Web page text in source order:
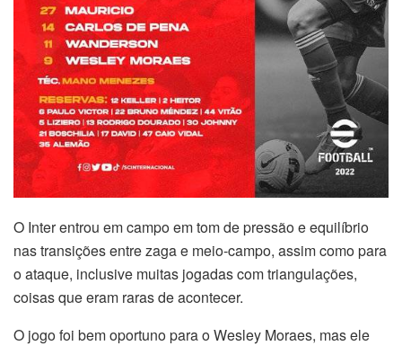
O Inter entrou em campo em tom de pressão e equilíbrio
nas transições entre zaga e meio-campo, assim como para
o ataque, inclusive muitas jogadas com triangulações,
coisas que eram raras de acontecer.
O jogo foi bem oportuno para o Wesley Moraes, mas ele